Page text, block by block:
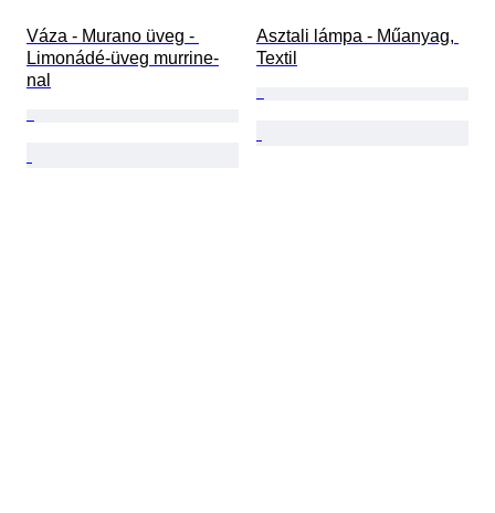
Váza - Murano üveg -
Limonádé-üveg murrine-
nal
Asztali lámpa - Műanyag,
Textil